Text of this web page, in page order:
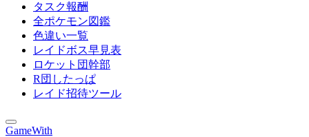
タスク報酬
全ポケモン図鑑
色違い一覧
レイドボス早見表
ロケット団幹部
R団したっぱ
レイド招待ツール
GameWith